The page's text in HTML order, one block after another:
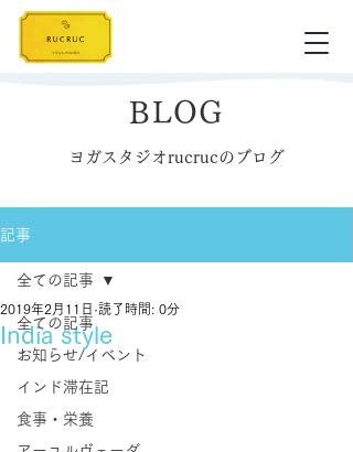
BLOG
ヨガスタジオrucrucのブログ
記事
全ての記事
お知らせ/イベント
インド滞在記
食事・栄養
全ての記事
India style
2019年2月11日 読了時間: 0分